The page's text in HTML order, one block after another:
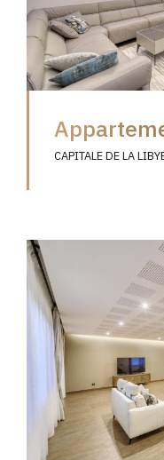
CAPITALE DE LA